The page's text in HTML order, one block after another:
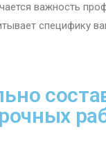
важность
специфику